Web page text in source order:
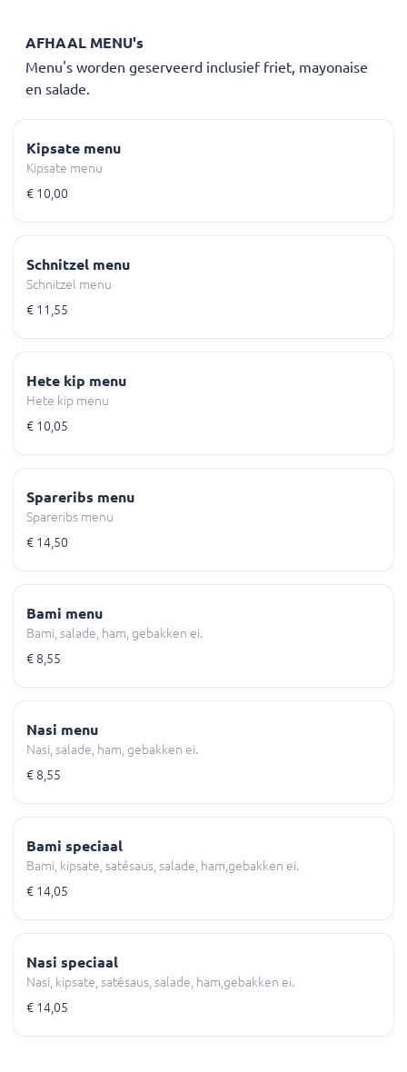
AFHAAL MENU's
Menu's worden geserveerd inclusief friet, mayonaise
en salade.
Kipsate menu
Kipsate menu
€ 10,00
Schnitzel menu
Schnitzel menu
€ 11,55
Hete kip menu
Hete kip menu
€ 10,05
Spareribs menu
Spareribs menu
€ 14,50
Bami menu
Bami, salade, ham, gebakken ei.
€ 8,55
Nasi menu
Nasi, salade, ham, gebakken ei.
€ 8,55
Bami speciaal
Bami, kipsate, satésaus, salade, ham,gebakken ei.
€ 14,05
Nasi speciaal
Nasi, kipsate, satésaus, salade, ham,gebakken ei.
€ 14,05